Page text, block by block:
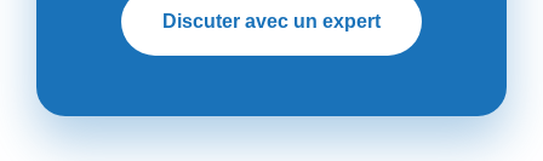
Discuter avec un expert